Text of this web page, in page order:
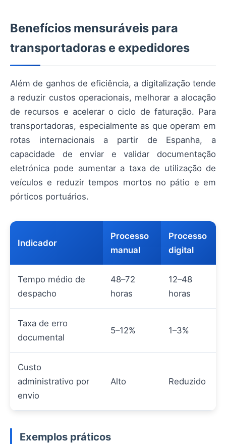
Benefícios mensuráveis para
transportadoras e expedidores
Além de ganhos de eficiência, a digitalização tende
a reduzir custos operacionais, melhorar a alocação
de recursos e acelerar o ciclo de faturação. Para
transportadoras, especialmente as que operam em
rotas internacionais a partir de Espanha, a
capacidade de enviar e validar documentação
eletrónica pode aumentar a taxa de utilização de
veículos e reduzir tempos mortos no pátio e em
pórticos portuários.
Indicador
Processo
manual
Processo
digital
Tempo médio de
despacho
48–72
horas
12–48
horas
Taxa de erro
documental
5–12% 1–3%
Custo
administrativo por
envio
Alto Reduzido
Exemplos práticos